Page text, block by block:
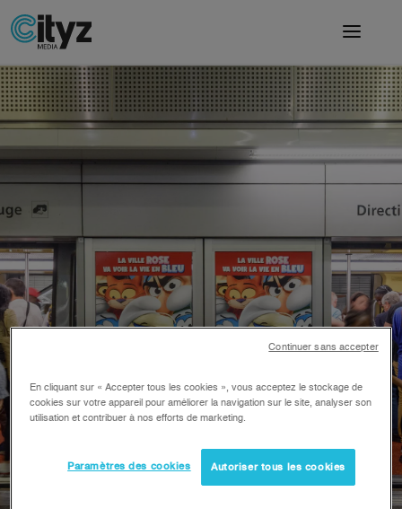
En cliquant sur « Accepter tous les cookies », vous acceptez le stockage de
cookies sur votre appareil pour améliorer la navigation sur le site, analyser son
utilisation et contribuer à nos efforts de marketing.
Paramètres des cookies Autoriser tous les cookies
Continuer sans accepter